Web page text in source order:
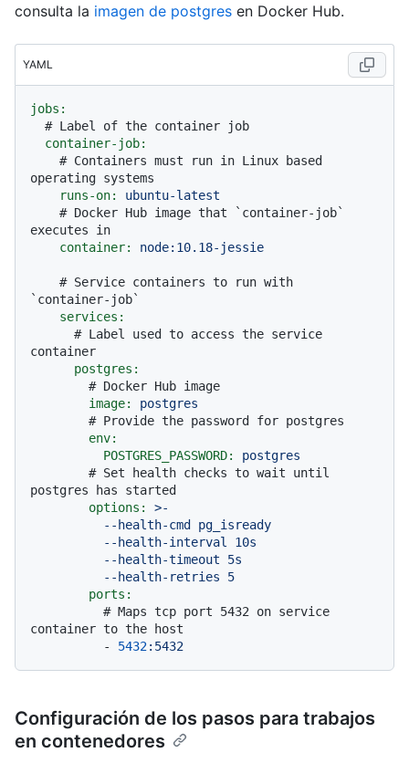
consulta la imagen de postgres en Docker Hub.
YAML
jobs:
# Label of the container job
container-job:
# Containers must run in Linux based
operating systems
runs-on:
ubuntu-latest
# Docker Hub image that `container-job`
executes in
container:
node:10.18-jessie
# Service containers to run with
`container-job`
services:
# Label used to access the service
container
postgres:
# Docker Hub image
image:
postgres
# Provide the password for postgres
env:
POSTGRES_PASSWORD:
postgres
# Set health checks to wait until
postgres has started
options:
>-
ports:
# Maps tcp port 5432 on service
container to the host
-
5432:5432
Configuración de los pasos para trabajos
en contenedores